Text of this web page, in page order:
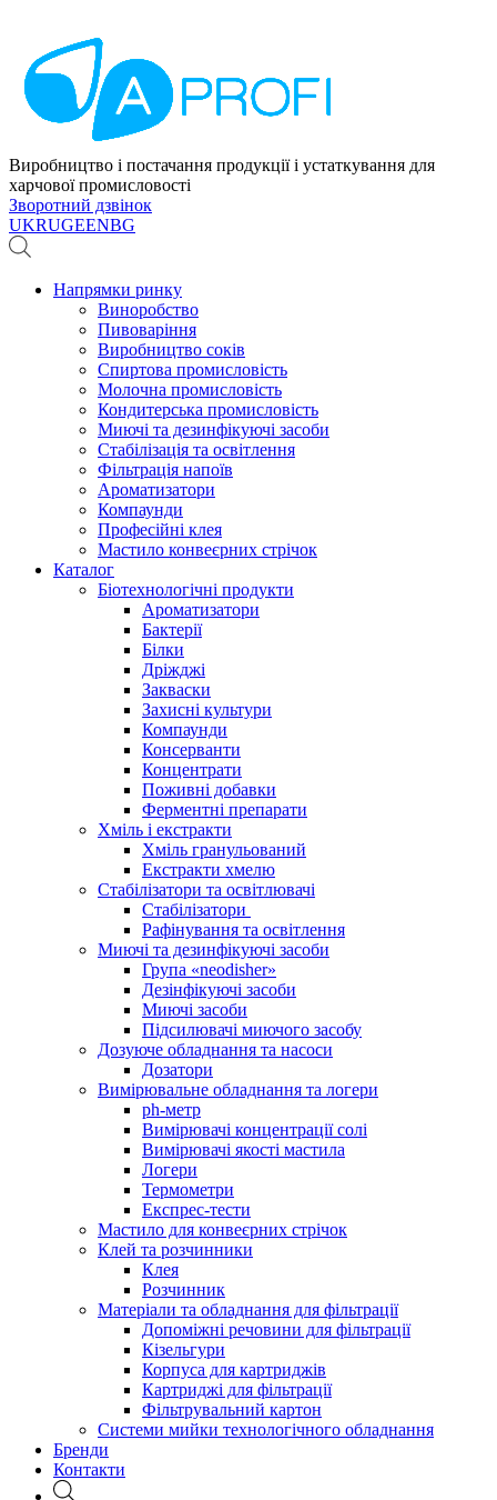
Виробництво і постачання продукції і устаткування для
харчової промисловості
Зворотний дзвінок
UKRUGEENBG
Напрямки ринку
Виноробство
Пивоваріння
Виробництво соків
Спиртова промисловість
Молочна промисловість
Кондитерська промисловість
Миючі та дезинфікуючі засоби
Стабілізація та освітлення
Фільтрація напоїв
Ароматизатори
Компаунди
Професійні клея
Мастило конвеєрних стрічок
Каталог
Біотехнологічні продукти
Ароматизатори
Бактерії
Білки
Дріжджі
Закваски
Захисні культури
Компаунди
Консерванти
Концентрати
Поживні добавки
Ферментні препарати
Хміль і екстракти
Хміль гранульований
Екстракти хмелю
Стабілізатори та освітлювачі
Стабілізатори
Рафінування та освітлення
Миючі та дезинфікуючі засоби
Група «neodisher»
Дезінфікуючі засоби
Миючі засоби
Підсилювачі миючого засобу
Дозуюче обладнання та насоси
Дозатори
Вимірювальне обладнання та логери
ph-метр
Вимірювачі концентрації солі
Вимірювачі якості мастила
Логери
Термометри
Експрес-тести
Мастило для конвеєрних стрічок
Клей та розчинники
Клея
Розчинник
Матеріали та обладнання для фільтрації
Допоміжні речовини для фільтрації
Кізельгури
Корпуса для картриджів
Картриджі для фільтрації
Фільтрувальний картон
Системи мийки технологічного обладнання
Бренди
Контакти